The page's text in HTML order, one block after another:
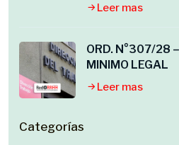
Leer mas
ORD. N°307/28
MINIMO LEGAL
Leer mas
Categorías